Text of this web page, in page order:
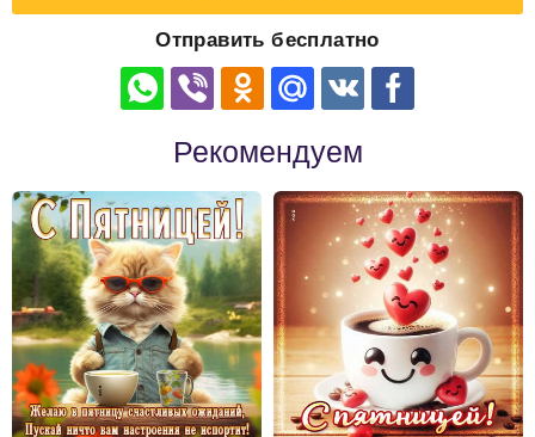
Отправить бесплатно
Рекомендуем